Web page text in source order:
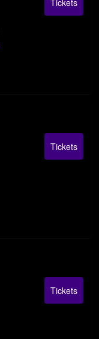
Tickets
Tickets
Tickets